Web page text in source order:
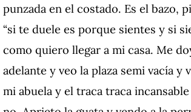
punzada en el costado. Es el bazo,
“si te duele es porque sientes y si
como quiero llegar a mi casa. Me
adelante y veo la plaza semi vacía y
mi abuela y el traca traca